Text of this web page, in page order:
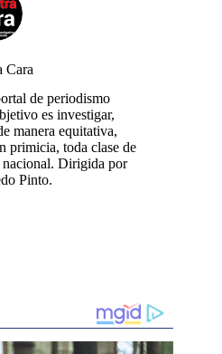
Cara
de periodismo
es investigar,
manera equitativa,
primicia, toda clase de
nacional. Dirigida por
Pinto.